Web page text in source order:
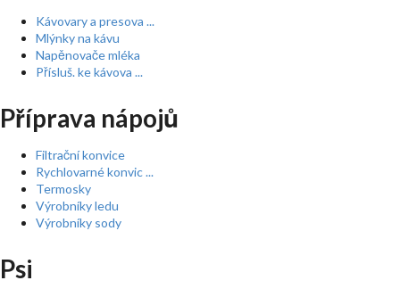
Kávovary a presova ...
Mlýnky na kávu
Napěnovače mléka
Přísluš. ke kávova ...
Příprava nápojů
Filtrační konvice
Rychlovarné konvic ...
Termosky
Výrobníky ledu
Výrobníky sody
Psi